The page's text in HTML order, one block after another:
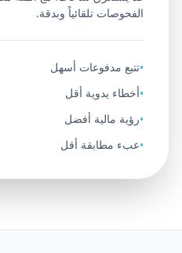
الفحوصات تلقائياً وبدقة.
•تتبع مدفوعات أسهل
•أخطاء يدوية أقل
•رؤية مالية أفضل
•عبء مطابقة أقل